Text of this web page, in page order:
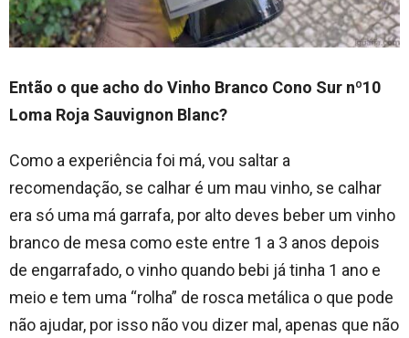
Então o que acho do Vinho Branco Cono Sur nº10
Loma Roja Sauvignon Blanc?
Como a experiência foi má, vou saltar a
recomendação, se calhar é um mau vinho, se calhar
era só uma má garrafa, por alto deves beber um vinho
branco de mesa como este entre 1 a 3 anos depois
de engarrafado, o vinho quando bebi já tinha 1 ano e
meio e tem uma “rolha” de rosca metálica o que pode
não ajudar, por isso não vou dizer mal, apenas que não